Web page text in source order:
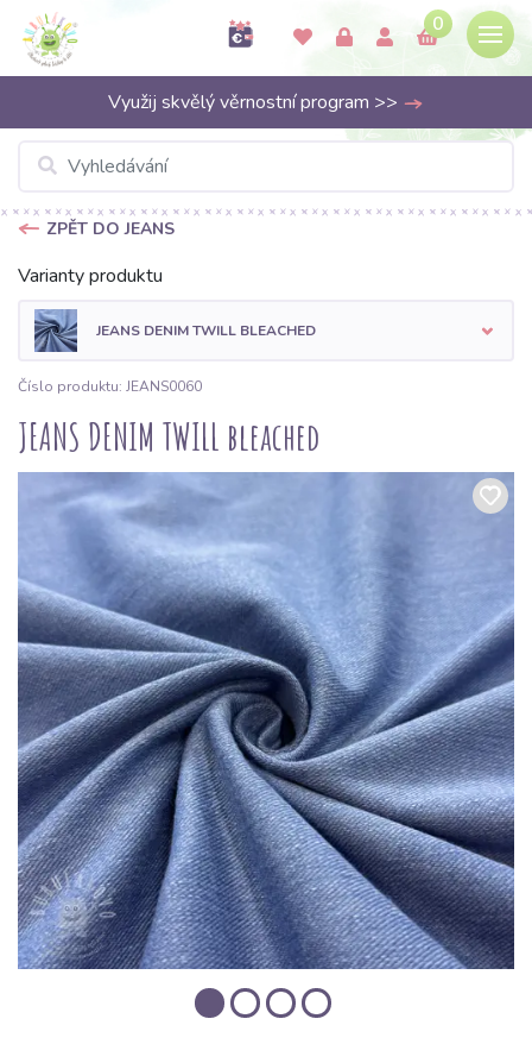
0
Využij skvělý věrnostní program >>
ZPĚT DO JEANS
Varianty produktu
JEANS DENIM TWILL BLEACHED
Číslo produktu: JEANS0060
JEANS DENIM TWILL bleached